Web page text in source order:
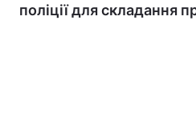
поліції для складання